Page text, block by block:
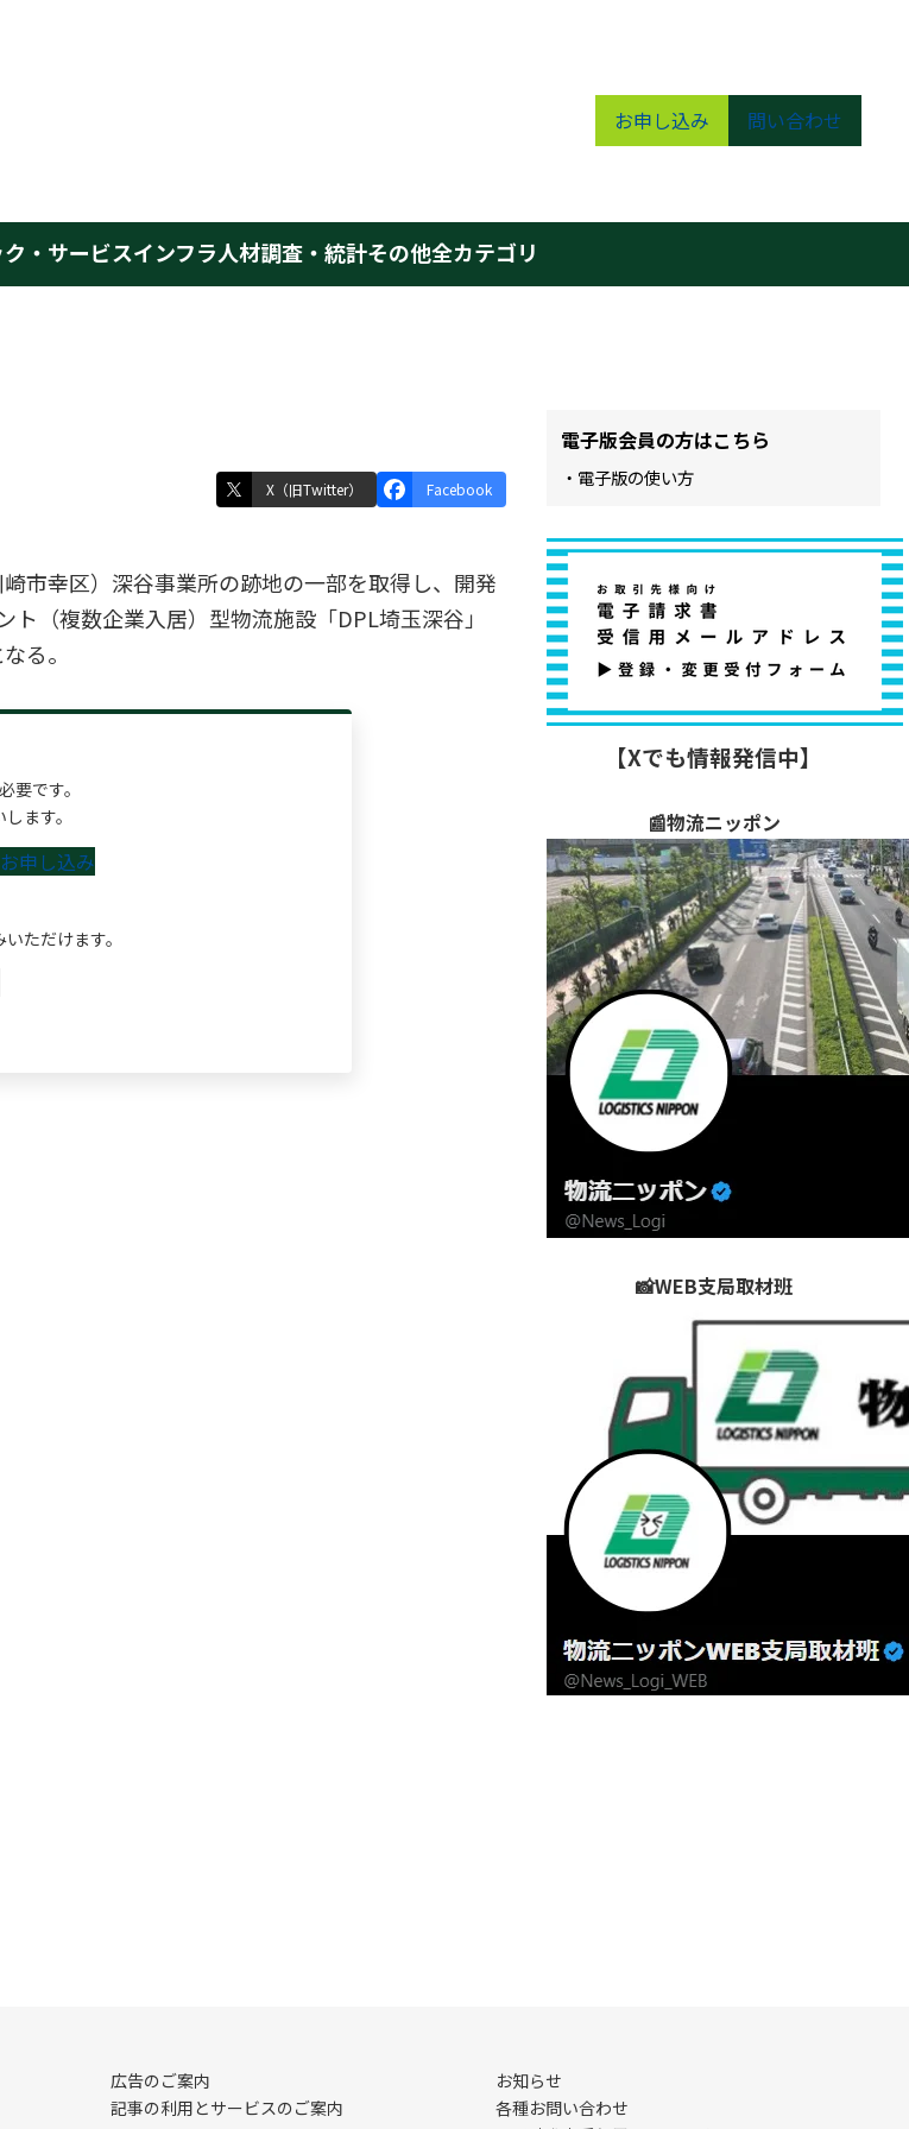
お申し込み 問い合わせ
・サービスインフラ人材調査・統計その他全カテゴリ
X（旧Twitter） Facebook
市幸区）深谷事業所の跡地の一部を取得し、開発
（複数企業入居）型物流施設「DPL埼玉深谷」
る。
要です。
ます。
申し込み
ただけます。
電子版会員の方はこちら
・電子版の使い方
【Xでも情報発信中】
📰物流ニッポン
📸WEB支局取材班
広告のご案内
記事の利用とサービスのご案内
お知らせ
各種お問い合わせ